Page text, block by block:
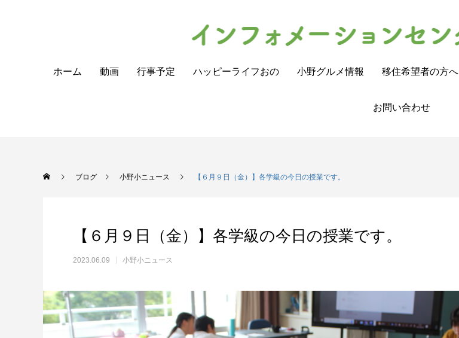
ホーム 動画 行事予定 ハッピーライフおの 小野グルメ情報 移住希望者の方へ
お問い合わせ
ブログ 小野小ニュース 【６月９日（金）】各学級の今日の授業です。
【６月９日（金）】各学級の今日の授業です。
2023.06.09 小野小ニュース